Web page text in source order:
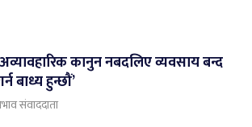
कानुन नबदलिए व्यवसाय बन्द
बाध्य हुन्छौं’
संवाददाता